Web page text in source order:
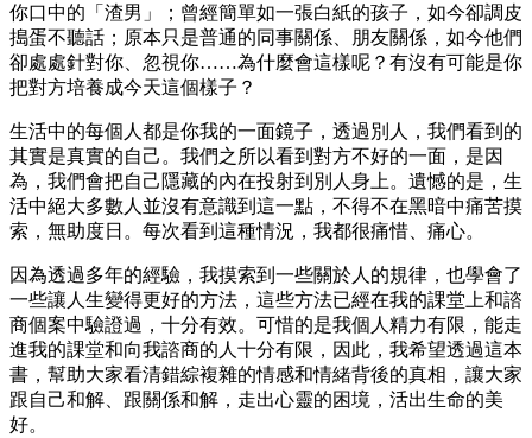
你口中的「渣男」；曾經簡單如一張白紙的孩子，如今卻調皮
搗蛋不聽話；原本只是普通的同事關係、朋友關係，如今他們
卻處處針對你、忽視你……為什麼會這樣呢？有沒有可能是你
把對方培養成今天這個樣子？
生活中的每個人都是你我的一面鏡子，透過別人，我們看到的
其實是真實的自己。我們之所以看到對方不好的一面，是因
為，我們會把自己隱藏的內在投射到別人身上。遺憾的是，生
活中絕大多數人並沒有意識到這一點，不得不在黑暗中痛苦摸
索，無助度日。每次看到這種情況，我都很痛惜、痛心。
因為透過多年的經驗，我摸索到一些關於人的規律，也學會了
一些讓人生變得更好的方法，這些方法已經在我的課堂上和諮
商個案中驗證過，十分有效。可惜的是我個人精力有限，能走
進我的課堂和向我諮商的人十分有限，因此，我希望透過這本
書，幫助大家看清錯綜複雜的情感和情緒背後的真相，讓大家
跟自己和解、跟關係和解，走出心靈的困境，活出生命的美
好。